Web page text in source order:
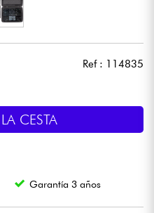
Ref : 114835
CESTA
Garantía 3 años